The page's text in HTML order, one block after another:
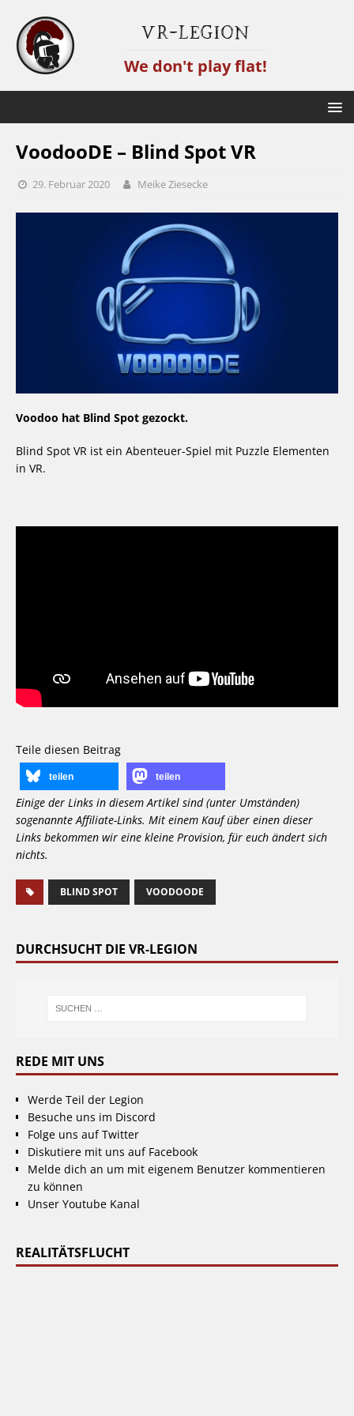
VR-Legion
We don't play flat!
VoodooDE – Blind Spot VR
29. Februar 2020 Meike Ziesecke
Voodoo hat Blind Spot gezockt.
Blind Spot VR ist ein Abenteuer-Spiel mit Puzzle Elementen
in VR.
Teile diesen Beitrag
teilen teilen
Einige der Links in diesem Artikel sind (unter Umständen)
sogenannte Affiliate-Links. Mit einem Kauf über einen dieser
Links bekommen wir eine kleine Provision, für euch ändert sich
nichts.
BLIND SPOT VOODOODE
DURCHSUCHT DIE VR-LEGION
REDE MIT UNS
Werde Teil der Legion
Besuche uns im Discord
Folge uns auf Twitter
Diskutiere mit uns auf Facebook
Melde dich an um mit eigenem Benutzer kommentieren
zu können
Unser Youtube Kanal
REALITÄTSFLUCHT